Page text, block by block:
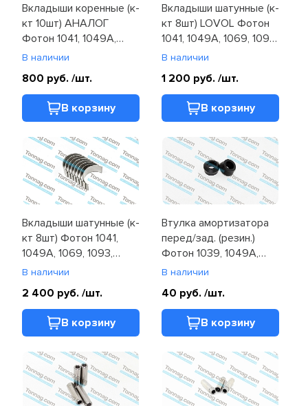
Вкладыши коренные (к-
кт 10шт) АНАЛОГ
Фотон 1041, 1049A,
1069, 1093, 1099
В наличии
800 руб. /шт.
В корзину
Вкладыши шатунные (к-
кт 8шт) LOVOL Фотон
1041, 1049A, 1069, 1093,
1099, 1138 (T31132011)
В наличии
1 200 руб. /шт.
В корзину
Вкладыши шатунные (к-
кт 8шт) Фотон 1041,
1049A, 1069, 1093,
1099, 1138 (T31132011)
В наличии
2 400 руб. /шт.
В корзину
Втулка амортизатора
перед/зад. (резин.)
Фотон 1039, 1049A,
1049C (1102929200012)
В наличии
40 руб. /шт.
В корзину